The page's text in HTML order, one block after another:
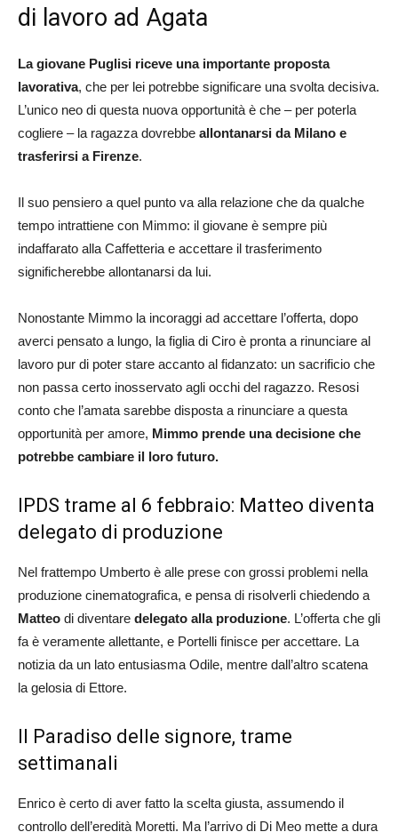
di lavoro ad Agata
La giovane Puglisi riceve una importante proposta
lavorativa, che per lei potrebbe significare una svolta decisiva.
L’unico neo di questa nuova opportunità è che – per poterla
cogliere – la ragazza dovrebbe allontanarsi da Milano e
trasferirsi a Firenze.
Il suo pensiero a quel punto va alla relazione che da qualche
tempo intrattiene con Mimmo: il giovane è sempre più
indaffarato alla Caffetteria e accettare il trasferimento
significherebbe allontanarsi da lui.
Nonostante Mimmo la incoraggi ad accettare l’offerta, dopo
averci pensato a lungo, la figlia di Ciro è pronta a rinunciare al
lavoro pur di poter stare accanto al fidanzato: un sacrificio che
non passa certo inosservato agli occhi del ragazzo. Resosi
conto che l’amata sarebbe disposta a rinunciare a questa
opportunità per amore, Mimmo prende una decisione che
potrebbe cambiare il loro futuro.
IPDS trame al 6 febbraio: Matteo diventa
delegato di produzione
Nel frattempo Umberto è alle prese con grossi problemi nella
produzione cinematografica, e pensa di risolverli chiedendo a
Matteo di diventare delegato alla produzione. L’offerta che gli
fa è veramente allettante, e Portelli finisce per accettare. La
notizia da un lato entusiasma Odile, mentre dall’altro scatena
la gelosia di Ettore.
Il Paradiso delle signore, trame
settimanali
Enrico è certo di aver fatto la scelta giusta, assumendo il
controllo dell’eredità Moretti. Ma l’arrivo di Di Meo mette a dura